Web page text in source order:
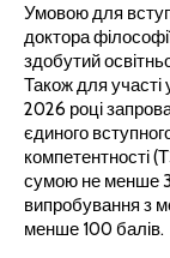
Умовою для
доктора
здобутий
Також для участі
2026 році
єдиного
компетентності
сумою не менше
випробування з
менше 100 балів.